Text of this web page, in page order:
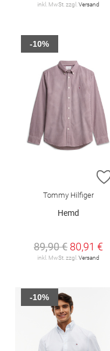
inkl. MwSt. zzgl. Versand
Tommy Hilfiger
Hemd
89,90 € 80,91 €
inkl. MwSt. zzgl. Versand
-10%
-10%